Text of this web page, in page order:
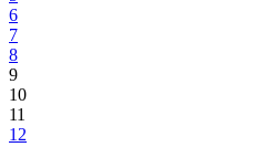
6
7
8
9
10
11
12